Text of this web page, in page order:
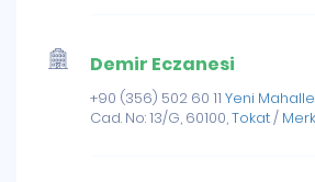
Demir Eczanesi
+90 (356) 502 60 11 Yeni
Cad. No: 13/G, 60100,Tokat/